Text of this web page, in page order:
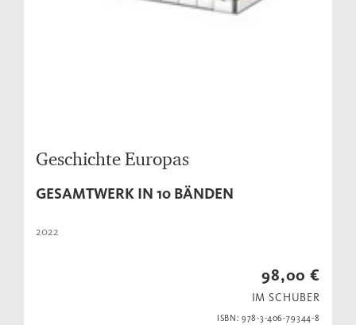
Geschichte Europas
GESAMTWERK IN 10 BÄNDEN
2022
98,00 €
IM SCHUBER
ISBN: 978-3-406-79344-8